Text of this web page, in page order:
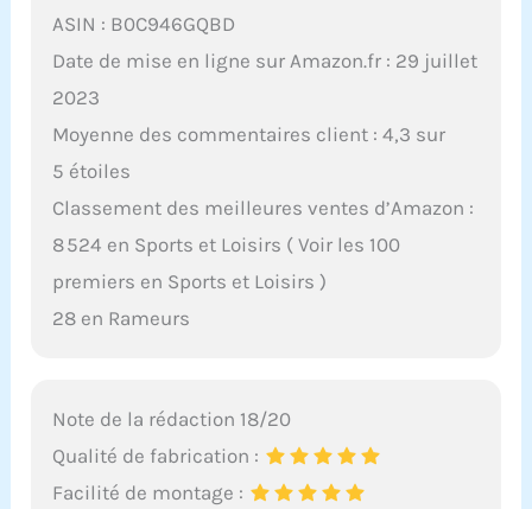
ASIN : B0C946GQBD
Date de mise en ligne sur Amazon.fr : 29 juillet
2023
Moyenne des commentaires client : 4,3 sur
5 étoiles
Classement des meilleures ventes d’Amazon :
8 524 en Sports et Loisirs ( Voir les 100
premiers en Sports et Loisirs )
28 en Rameurs
Note de la rédaction 18/20
Qualité de fabrication :
Facilité de montage :